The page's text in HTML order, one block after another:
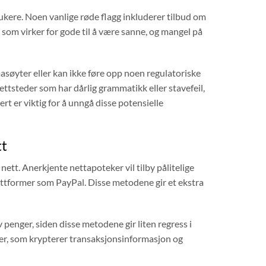
Noen vanlige røde flagg inkluderer tilbud om
virker for gode til å være sanne, og mangel på
eller kan ikke føre opp noen regulatoriske
som har dårlig grammatikk eller stavefeil,
er viktig for å unngå disse potensielle
nett. Anerkjente nettapoteker vil tilby pålitelige
som PayPal. Disse metodene gir et ekstra
siden disse metodene gir liten regress i
som krypterer transaksjonsinformasjon og